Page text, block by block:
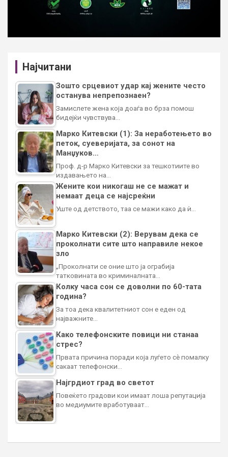
Најчитани
Зошто срцевиот удар кај жените често
останува непрепознаен?
Замислете жена која доаѓа во брза помош
бидејќи чувствува…
Марко Китевски (1): За неработењето во
петок, суеверијата, за сонот на
Манџуков…
Проф. д-р Марко Китевски за тешкотиите во
издавањето на…
Жените кои никогаш не се мажат и
немаат деца се најсреќни
Уште од детството, таа се мажи како да ѝ…
Марко Китевски (2): Верувам дека се
проколнати сите што направиле некое
зло
„Проколнати се оние што ја ограбија
татковината во криминалната…
Колку часа сон се доволни по 60-тата
година?
За тоа дека квалитетниот сон е еден од
најважните…
Како телефонските повици ни станаа
стрес?
Првата причина поради која луѓето сè помалку
сакаат телефонски…
Најгрдиот град во светот
Повеќето градови кои имаат лоша репутација
во медиумите вработуваат…